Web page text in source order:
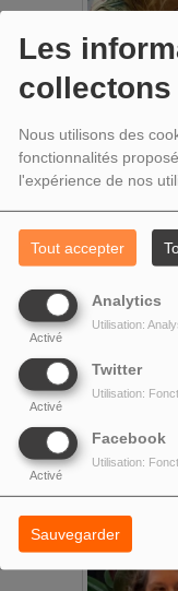
Les
collectons
Nous utilisons des
fonctionnalités
l'expérience de nos
Tout accepter
Analytics
Activé
Utilisation:
Twitter
Activé
Utilisation:
Facebook
Activé
Utilisation:
Sauvegarder